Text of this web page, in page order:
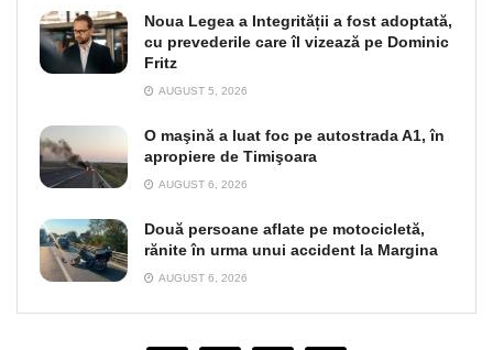
Noua Legea a Integrității a fost adoptată,
cu prevederile care îl vizează pe Dominic
Fritz
AUGUST 5, 2026
O maşină a luat foc pe autostrada A1, în
apropiere de Timişoara
AUGUST 6, 2026
Două persoane aflate pe motocicletă,
rănite în urma unui accident la Margina
AUGUST 6, 2026